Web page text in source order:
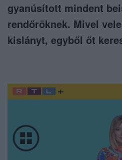
gyanúsított mindent
rendőröknek. Mivel
kislányt, egyből őt